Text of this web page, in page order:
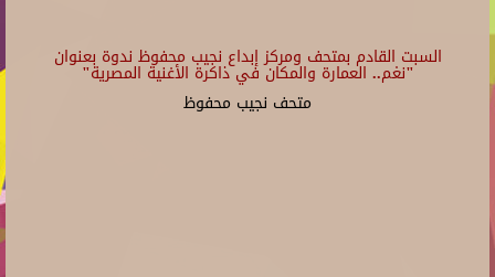
السبت القادم بمتحف ومركز إبداع نجيب محفوظ ندوة بعنوان
"نغم.. العمارة والمكان في ذاكرة الأغنية المصرية"
متحف نجيب محفوظ